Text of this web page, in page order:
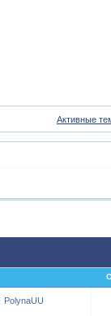
Активные
PolynaUU